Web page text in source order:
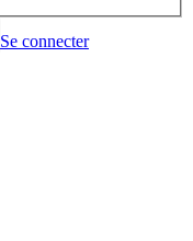
Se connecter